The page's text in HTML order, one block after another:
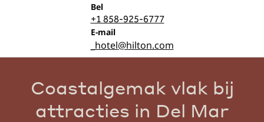
Bel
Bel
+1 858-925-6777
E-mail
E-mailSANAN
_hotel@hilton.com
Coastalgemak vlak bij
attracties in Del Mar